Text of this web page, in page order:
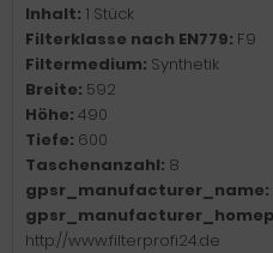
Inhalt: 1 Stück
Filterklasse nach EN779: F9
Filtermedium: Synthetik
Breite: 592
Höhe: 490
Tiefe: 600
Taschenanzahl: 8
gpsr_manufacturer_name:
http://www.filterprofi24.de